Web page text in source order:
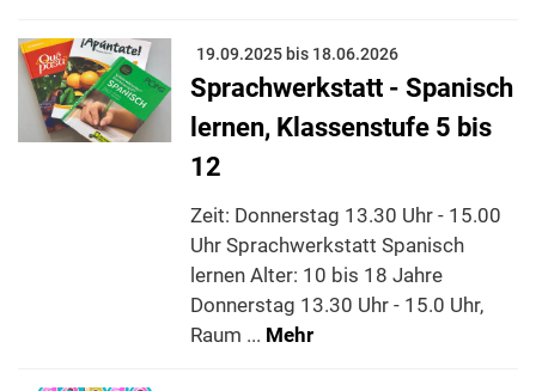
19.09.2025 bis 18.06.2026
Sprachwerkstatt - Spanisch
lernen, Klassenstufe 5 bis
12
Zeit: Donnerstag 13.30 Uhr - 15.00
Uhr Sprachwerkstatt Spanisch
lernen Alter: 10 bis 18 Jahre
Donnerstag 13.30 Uhr - 15.0 Uhr,
Raum ... Mehr